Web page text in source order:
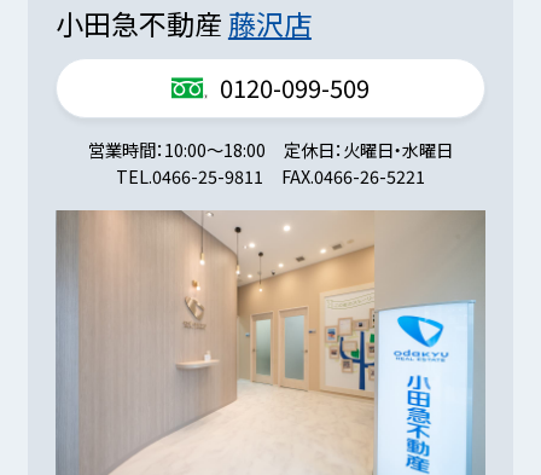
小田急不動産 藤沢店
0120-099-509
営業時間 10:00～18:00 定休日 火曜日・水曜日
TEL.0466-25-9811 FAX.0466-26-5221